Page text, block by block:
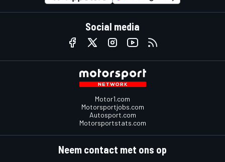
Social media
Motor1.com
Motorsportjobs.com
Autosport.com
Motorsportstats.com
Neem contact met ons op